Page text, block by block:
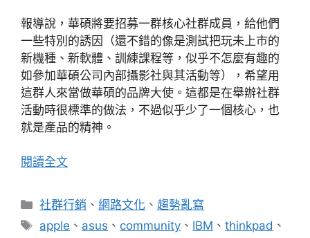
報導說，華碩將要招募一群核心社群成員，給他們
一些特別的誘因（還不錯的像是測試把玩未上市的
新機種、新軟體、訓練課程等，似乎不怎麼有趣的
如參加華碩公司內部攝影社與其活動等），希望用
這群人來當做華碩的品牌大使。這都是在舉辦社群
活動時很標準的做法，不過似乎少了一個核心，也
就是產品的精神。
閱讀全文
分
類
社群行銷 、網路文化 、趨勢亂寫
標
apple 、 asus 、 community 、 IBM 、thinkpad 、